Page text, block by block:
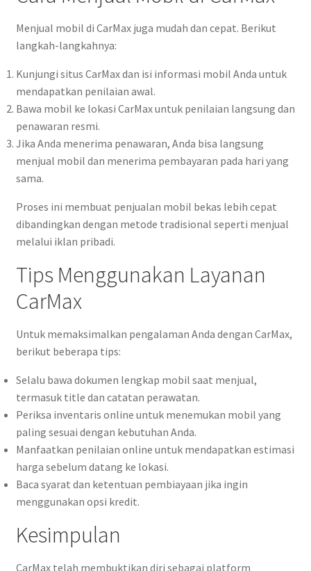
Menjual mobil di CarMax juga mudah dan cepat. Berikut
langkah-langkahnya:
Kunjungi situs CarMax dan isi informasi mobil Anda untuk
mendapatkan penilaian awal.
Bawa mobil ke lokasi CarMax untuk penilaian langsung dan
penawaran resmi.
Jika Anda menerima penawaran, Anda bisa langsung
menjual mobil dan menerima pembayaran pada hari yang
sama.
Proses ini membuat penjualan mobil bekas lebih cepat
dibandingkan dengan metode tradisional seperti menjual
melalui iklan pribadi.
Tips Menggunakan Layanan
CarMax
Untuk memaksimalkan pengalaman Anda dengan CarMax,
berikut beberapa tips:
Selalu bawa dokumen lengkap mobil saat menjual,
termasuk title dan catatan perawatan.
Periksa inventaris online untuk menemukan mobil yang
paling sesuai dengan kebutuhan Anda.
Manfaatkan penilaian online untuk mendapatkan estimasi
harga sebelum datang ke lokasi.
Baca syarat dan ketentuan pembiayaan jika ingin
menggunakan opsi kredit.
Kesimpulan
CarMax telah membuktikan diri sebagai platform